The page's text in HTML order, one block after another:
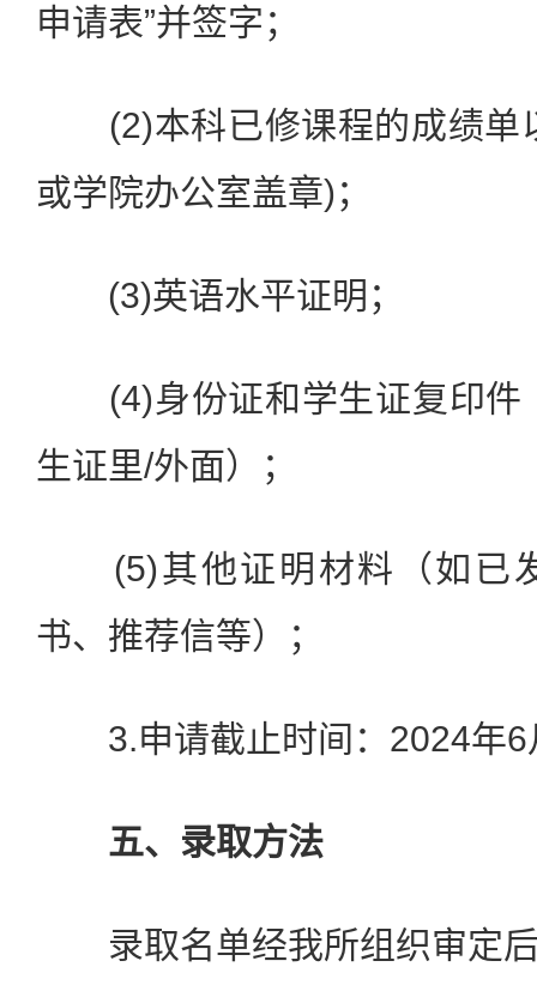
申请表”并签字；
(2)本科已修课程的成绩单
或学院办公室盖章)；
(3)英语水平证明；
(4)身份证和学生证复印件
生证里/外面）；
(5)其他证明材料（如已
书、推荐信等）；
3.申请截止时间：2024年6
五、录取方法
录取名单经我所组织审定后